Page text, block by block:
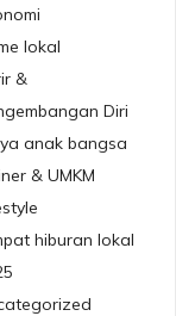
lokal
&
Diri
anak bangsa
& UMKM
hiburan lokal